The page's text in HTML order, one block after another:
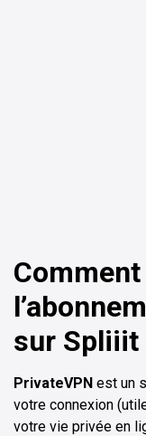
sur Spliiit
PrivateVPN est un
votre connexion
votre vie privée en